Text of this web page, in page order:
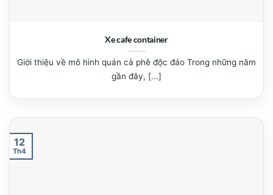
Xe cafe container
Giới thiệu về mô hình quán cà phê độc đáo Trong những năm
gần đây, [...]
12
Th4